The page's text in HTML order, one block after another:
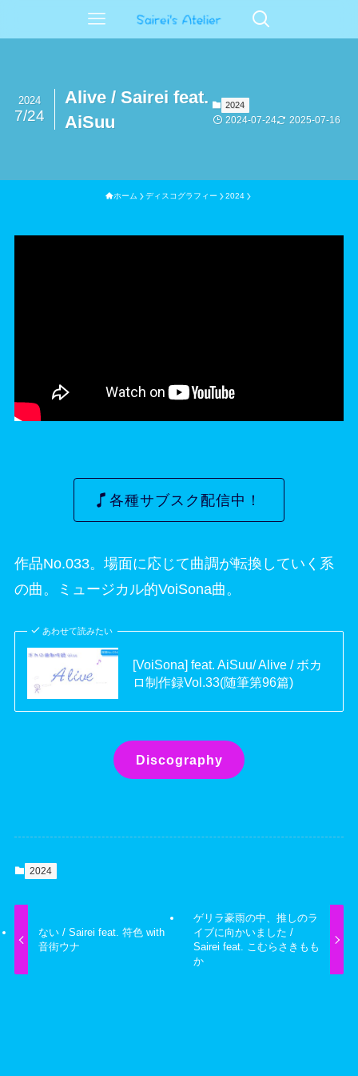
Alive / Sairei feat.
AiSuu
2024
7/24
2024
2024-07-24 2025-07-16
ホーム ディスコグラフィー 2024
各種サブスク配信中！
作品No.033。場面に応じて曲調が転換していく系
の曲。ミュージカル的VoiSona曲。
あわせて読みたい
[VoiSona] feat. AiSuu/ Alive / ボカ
ロ制作録Vol.33(随筆第96篇)
Discography
2024
ない / Sairei feat. 符色 with
音街ウナ
ゲリラ豪雨の中、推しのラ
イブに向かいました /
Sairei feat. こむらさきもも
か